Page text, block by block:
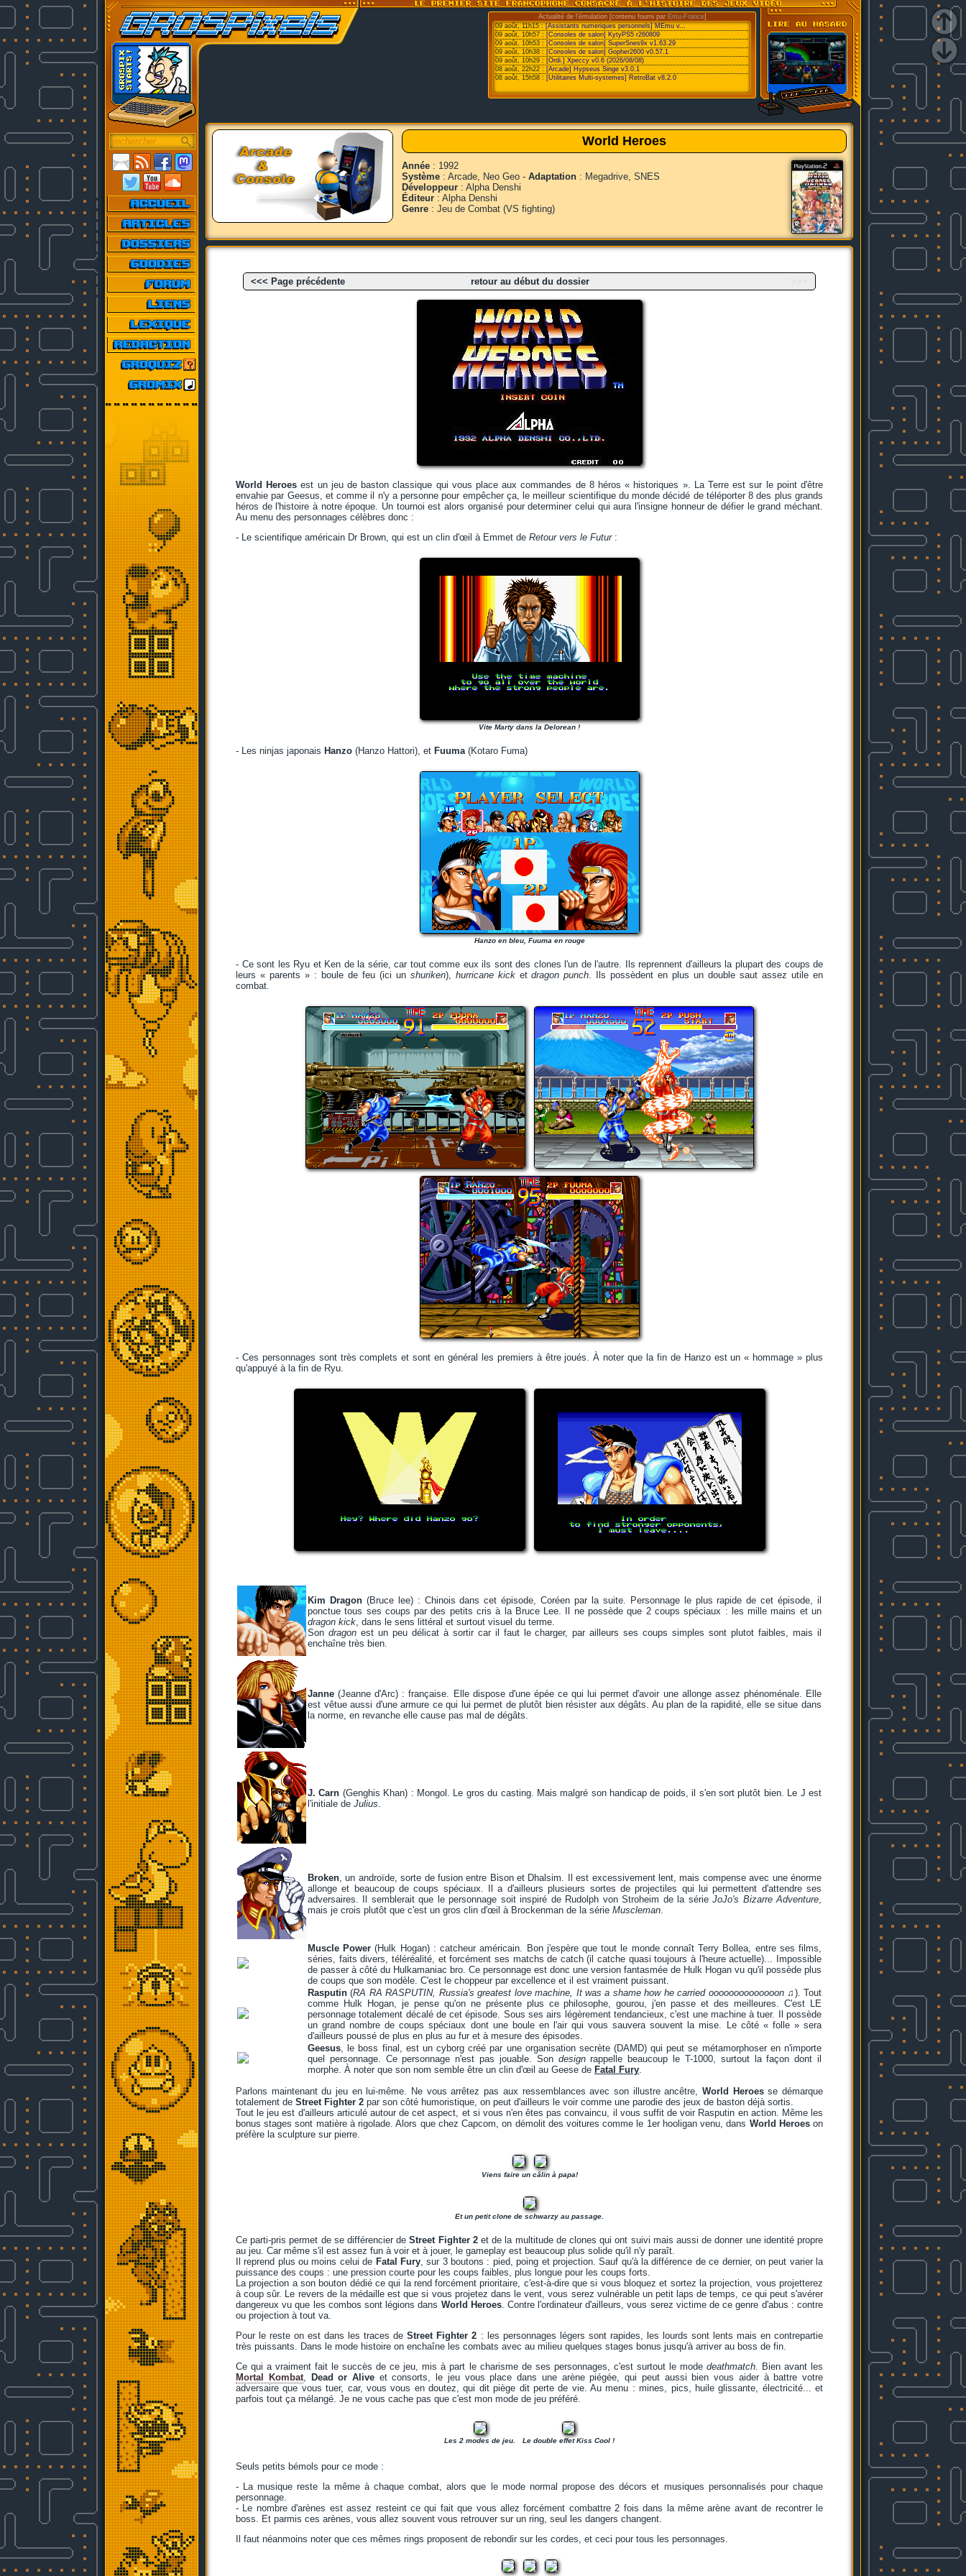
Actualité de l'émulation [contenu fourni par Emu-France]
09 août, 11h15 :[Assistants numeriques personnels] MEmu v...
09 août, 10h57 : [Consoles de salon] KytyPS5 r260809
09 août, 10h53 : [Consoles de salon] SuperSnes9x v1.63.29
09 août, 10h38 : [Consoles de salon] Gopher2600 v0.57.1
09 août, 10h29 : [Ordi.] Xpeccy v0.6 (2026/08/08)
08 août, 22h22 : [Arcade] Hypseus Singe v3.0.1
08 août, 15h58 : [Utilitaires Multi-systemes] RetroBat v8.2.0
World Heroes
Année : 1992
Système : Arcade, Neo Geo - Adaptation : Megadrive, SNES
Développeur : Alpha Denshi
Éditeur : Alpha Denshi
Genre : Jeu de Combat (VS fighting)
<<< Page précédente retour au début du dossier
World Heroes est un jeu de baston classique qui vous place aux commandes de 8 héros « historiques ». La Terre est sur le point d'être
envahie par Geesus, et comme il n'y a personne pour empêcher ça, le meilleur scientifique du monde décidé de téléporter 8 des plus grands
héros de l'histoire à notre époque. Un tournoi est alors organisé pour determiner celui qui aura l'insigne honneur de défier le grand méchant.
Au menu des personnages célèbres donc :
- Le scientifique américain Dr Brown, qui est un clin d'œil à Emmet de Retour vers le Futur:
Vite Marty dans la Delorean !
- Les ninjas japonais Hanzo (Hanzo Hattori), et Fuuma(Kotaro Fuma)
Hanzo en bleu, Fuuma en rouge
- Ce sont les Ryu et Ken de la série, car tout comme eux ils sont des clones l'un de l'autre. Ils reprennent d'ailleurs la plupart des coups de
leurs « parents » : boule de feu (ici un shuriken), hurricane kicketdragon punch. Ils possèdent en plus un double saut assez utile en
combat.
- Ces personnages sont très complets et sont en général les premiers à être joués. À noter que la fin de Hanzo est un « hommage » plus
qu'appuyé à la fin de Ryu.
Kim Dragon(Bruce lee) : Chinois dans cet épisode, Coréen par la suite. Personnage le plus rapide de cet épisode, il
ponctue tous ses coups par des petits cris à la Bruce Lee. Il ne possède que 2 coups spéciaux : les mille mains et un
dragon kick, dans le sens littéral et surtout visuel du terme.
Son dragonest un peu délicat à sortir car il faut le charger, par ailleurs ses coups simples sont plutot faibles, mais il
enchaîne très bien.
Janne (Jeanne d'Arc) : française. Elle dispose d'une épée ce qui lui permet d'avoir une allonge assez phénoménale. Elle
est vêtue aussi d'une armure ce qui lui permet de plutôt bien résister aux dégâts. Au plan de la rapidité, elle se situe dans
la norme, en revanche elle cause pas mal de dégâts.
J. Carn (Genghis Khan) : Mongol. Le gros du casting. Mais malgré son handicap de poids, il s'en sort plutôt bien. Le J est
l'initiale de Julius.
Broken, un androïde, sorte de fusion entre Bison et Dhalsim. Il est excessivement lent, mais compense avec une énorme
allonge et beaucoup de coups spéciaux. Il a d'ailleurs plusieurs sortes de projectiles qui lui permettent d'attendre ses
adversaires. Il semblerait que le personnage soit inspiré de Rudolph von Stroheim de la sérieJoJo's Bizarre Adventure,
mais je crois plutôt que c'est un gros clin d'œil à Brockenman de la série Muscleman.
Muscle Power (Hulk Hogan) : catcheur américain. Bon j'espère que tout le monde connaît Terry Bollea, entre ses films,
séries, faits divers, téléréalité, et forcément ses matchs de catch (il catche quasi toujours à l'heure actuelle)... Impossible
de passer à côté du Hulkamaniac bro. Ce personnage est donc une version fantasmée de Hulk Hogan vu qu'il possède plus
de coups que son modèle. C'est le choppeur par excellence et il est vraiment puissant.
Rasputin (RA RA RASPUTIN, Russia's greatest love machine, It was a shame how he carried oooooooooooooon♫). Tout
comme Hulk Hogan, je pense qu'on ne présente plus ce philosophe, gourou, j'en passe et des meilleures. C'est LE
personnage totalement décalé de cet épisode. Sous ses airs légèrement tendancieux, c'est une machine à tuer. Il possède
un grand nombre de coups spéciaux dont une boule en l'air qui vous sauvera souvent la mise. Le côté « folle » sera
d'ailleurs poussé de plus en plus au fur et à mesure des épisodes.
Geesus, le boss final, est un cyborg créé par une organisation secrète (DAMD) qui peut se métamorphoser en n'importe
quel personnage. Ce personnage n'est pas jouable. Son designrappelle beaucoup le T-1000, surtout la façon dont il
morphe. À noter que son nom semble être un clin d'œil au Geese de Fatal Fury.
Parlons maintenant du jeu en lui-même. Ne vous arrêtez pas aux ressemblances avec son illustre ancêtre, World Heroesse démarque
totalement de Street Fighter 2 par son côté humoristique, on peut d'ailleurs le voir comme une parodie des jeux de baston déjà sortis.
Tout le jeu est d'ailleurs articulé autour de cet aspect, et si vous n'en êtes pas convaincu, il vous suffit de voir Rasputin en action. Même les
bonus stages sont matière à rigolade. Alors que chez Capcom, on démolit des voitures comme le 1er hooligan venu, dans World Heroeson
préfère la sculpture sur pierre.
Viens faire un câlin à papa!
Et un petit clone de schwarzy au passage.
Ce parti-pris permet de se différencier deStreet Fighter 2et de la multitude de clones qui ont suivi mais aussi de donner une identité propre
au jeu. Car même s'il est assez fun à voir et à jouer, le gameplay est beaucoup plus solide qu'il n'y paraît.
Il reprend plus ou moins celui de Fatal Fury, sur 3 boutons : pied, poing et projection. Sauf qu'à la différence de ce dernier, on peut varier la
puissance des coups : une pression courte pour les coups faibles, plus longue pour les coups forts.
La projection a son bouton dédié ce qui la rend forcément prioritaire, c'est-à-dire que si vous bloquez et sortez la projection, vous projetterez
à coup sûr. Le revers de la médaille est que si vous projetez dans le vent, vous serez vulnérable un petit laps de temps, ce qui peut s'avérer
dangereux vu que les combos sont légions dans World Heroes. Contre l'ordinateur d'ailleurs, vous serez victime de ce genre d'abus : contre
ou projection à tout va.
Pour le reste on est dans les traces deStreet Fighter 2 : les personnages légers sont rapides, les lourds sont lents mais en contrepartie
très puissants. Dans le mode histoire on enchaîne les combats avec au milieu quelques stages bonus jusqu'à arriver au boss de fin.
Ce qui a vraiment fait le succès de ce jeu, mis à part le charisme de ses personnages, c'est surtout le mode deathmatch. Bien avant les
Mortal Kombat, Dead or Aliveet consorts, le jeu vous place dans une arène piégée, qui peut aussi bien vous aider à battre votre
adversaire que vous tuer, car, vous vous en doutez, qui dit piège dit perte de vie. Au menu : mines, pics, huile glissante, électricité... et
parfois tout ça mélangé. Je ne vous cache pas que c'est mon mode de jeu préféré.
Les 2 modes de jeu. Le double effet Kiss Cool !
Seuls petits bémols pour ce mode :
- La musique reste la même à chaque combat, alors que le mode normal propose des décors et musiques personnalisés pour chaque
personnage.
- Le nombre d'arènes est assez resteint ce qui fait que vous allez forcément combattre 2 fois dans la même arène avant de recontrer le
boss. Et parmis ces arènes, vous allez souvent vous retrouver sur un ring, seul les dangers changent.
Il faut néanmoins noter que ces mêmes rings proposent de rebondir sur les cordes, et ceci pour tous les personnages.